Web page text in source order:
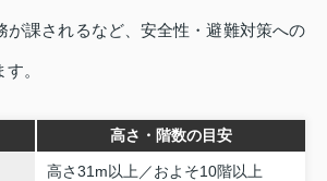
が課されるなど、安全性・避難対策への
。
高さ・階数の目安
高さ31m以上／およそ10階以上